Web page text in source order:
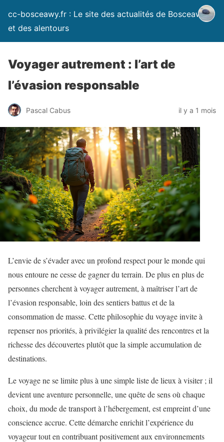
cc-bosceawy.fr : Le site des actualités de Bosceawy
et des alentours
Voyager autrement : l’art de
l’évasion responsable
Pascal Cabus il y a 1 mois
L’envie de s’évader avec un profond respect pour le monde qui
nous entoure ne cesse de gagner du terrain. De plus en plus de
personnes cherchent à voyager autrement, à maîtriser l’art de
l’évasion responsable, loin des sentiers battus et de la
consommation de masse. Cette philosophie du voyage invite à
repenser nos priorités, à privilégier la qualité des rencontres et la
richesse des découvertes plutôt que la simple accumulation de
destinations.
Le voyage ne se limite plus à une simple liste de lieux à visiter ; il
devient une aventure personnelle, une quête de sens où chaque
choix, du mode de transport à l’hébergement, est empreint d’une
conscience accrue. Cette démarche enrichit l’expérience du
voyageur tout en contribuant positivement aux environnements